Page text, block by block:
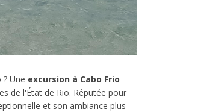
Une excursion à Cabo Frio
de l'État de Rio. Réputée pour
et son ambiance plus